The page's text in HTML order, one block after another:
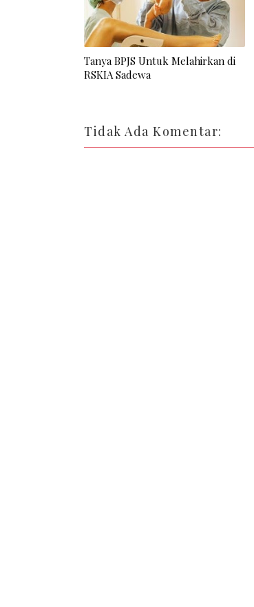
Tanya BPJS Untuk Melahirkan di
RSKIA Sadewa
Tidak Ada Komentar: